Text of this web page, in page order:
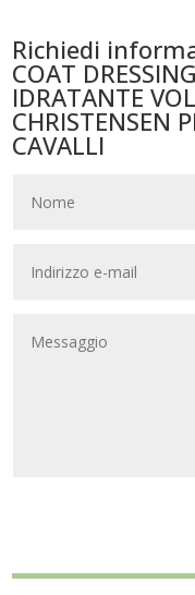
Richiedi
COAT
IDRATANTE
CHRISTENSEN
CAVALLI